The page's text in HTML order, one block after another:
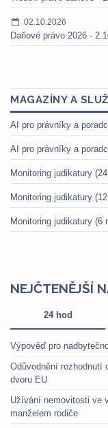
02.10.2026
Daňové právo 2026 -
MAGAZÍNY A
AI pro právníky a
AI pro právníky a
Monitoring judikatury
Monitoring judikatury
Monitoring judikatury (6
NEJČTENĚJŠÍ
24 hod
Výpověď pro
Odůvodnění rozhodnutí
dvoru EU
Užívání nemovitosti ve
manželem rodiče